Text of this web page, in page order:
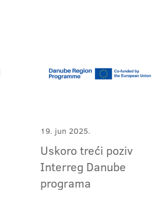
19. jun 2025.
Uskoro treći poziv
Interreg Danube
programa